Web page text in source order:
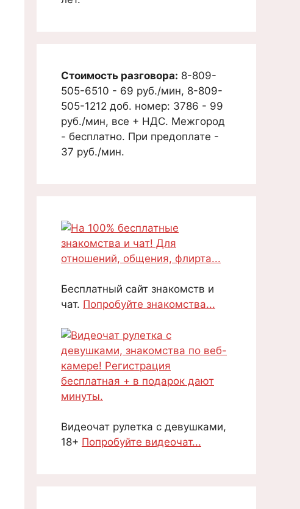
Стоимость разговора: 8-809-
505-6510 - 69 руб./мин, 8-809-
505-1212 доб. номер: 3786 - 99
руб./мин, все + НДС. Межгород
- бесплатно. При предоплате -
37 руб./мин.
Бесплатный сайт знакомств и
чат. Попробуйте знакомства...
Видеочат рулетка с девушками,
18+ Попробуйте видеочат...